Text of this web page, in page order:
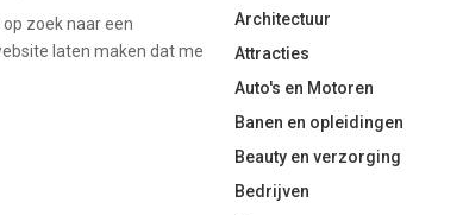
zoek naar een
laten maken dat me
Architectuur
Attracties
Auto's en Motoren
Banen en opleidingen
Beauty en verzorging
Bedrijven